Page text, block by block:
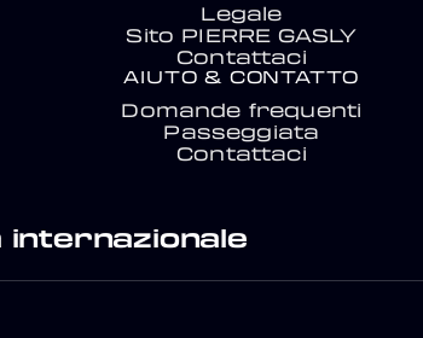
Legale
Sito PIERRE GASLY
Contattaci
AIUTO & CONTATTO
Domande frequenti
Passeggiata
Contattaci
internazionale